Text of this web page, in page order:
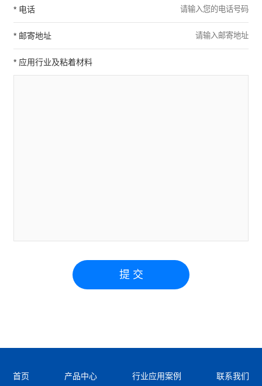
* 电话
* 邮寄地址
* 应用行业及粘着材料
提 交
首页 产品中心 行业应用案例 联系我们